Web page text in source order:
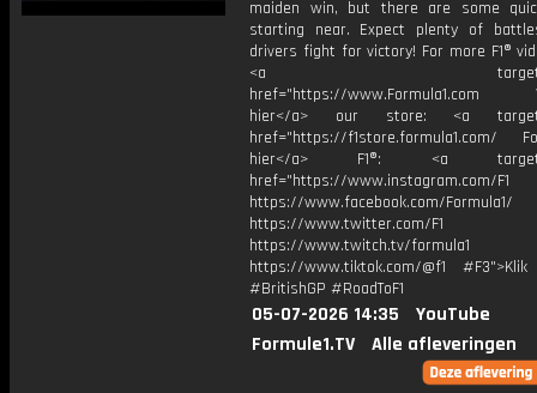
maiden win, but there are some
starting near. Expect plenty of
drivers fight for victory! For more F1®
<a
href="https://www.Formula1.com
hier</a> our store: <a
href="https://f1store.formula1.com/
hier</a> F1®: <a
href="https://www.instagram.com/F1
https://www.facebook.com/Formula1/
https://www.twitter.com/F1
https://www.twitch.tv/formula1
https://www.tiktok.com/@f1
#BritishGP #RoadToF1
05-07-2026 14:35
YouTube
Formule1.TV
Alle afleveringen